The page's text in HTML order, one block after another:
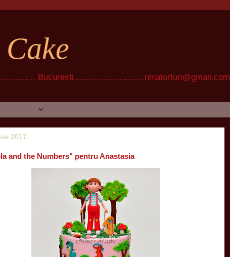
Bucuresti............................ninatorturi@gmail.com
2017
and the Numbers" pentru Anastasia